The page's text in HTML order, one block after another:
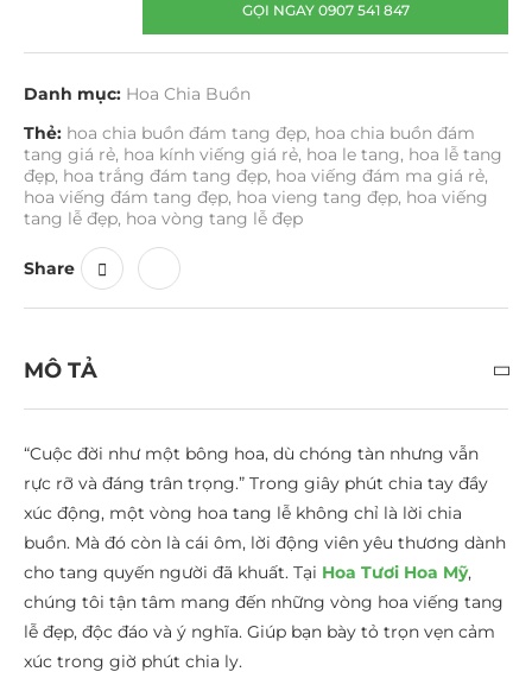
GỌI NGAY 0907 541 847
Danh mục: Hoa Chia Buồn
Thẻ: hoa chia buồn đám tang đẹp, hoa chia buồn đám
tang giá rẻ, hoa kính viếng giá rẻ, hoa le tang, hoa lễ tang
đẹp, hoa trắng đám tang đẹp, hoa viếng đám ma giá rẻ,
hoa viếng đám tang đẹp, hoa vieng tang đẹp, hoa viếng
tang lễ đẹp, hoa vòng tang lễ đẹp
Share
MÔ TẢ
“Cuộc đời như một bông hoa, dù chóng tàn nhưng vẫn
rực rỡ và đáng trân trọng.” Trong giây phút chia tay đầy
xúc động, một vòng hoa tang lễ không chỉ là lời chia
buồn. Mà đó còn là cái ôm, lời động viên yêu thương dành
cho tang quyến người đã khuất. Tại Hoa Tươi Hoa Mỹ,
chúng tôi tận tâm mang đến những vòng hoa viếng tang
lễ đẹp, độc đáo và ý nghĩa. Giúp bạn bày tỏ trọn vẹn cảm
xúc trong giờ phút chia ly.